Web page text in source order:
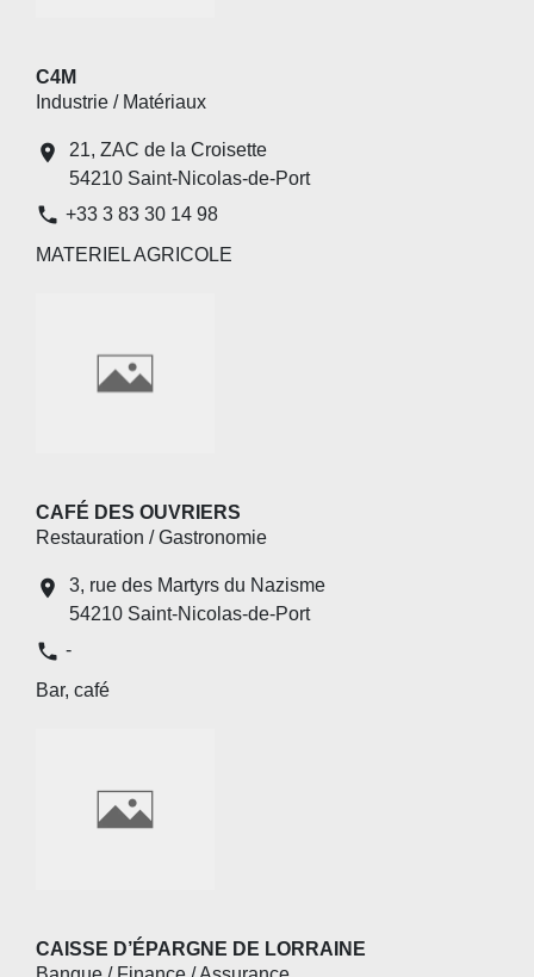
C4M
Industrie / Matériaux
location_on
21, ZAC de la Croisette
54210 Saint-Nicolas-de-Port
phone +33 3 83 30 14 98
MATERIEL AGRICOLE
CAFÉ DES OUVRIERS
Restauration / Gastronomie
location_on
3, rue des Martyrs du Nazisme
54210 Saint-Nicolas-de-Port
phone -
Bar, café
CAISSE D’ÉPARGNE DE LORRAINE